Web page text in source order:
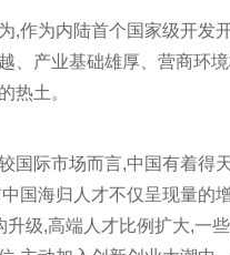
,作为内陆首个国家级开发
、产业基础雄厚、营商环
热土。
国际市场而言,中国有着得
国海归人才不仅呈现量的
升级,高端人才比例扩大,一